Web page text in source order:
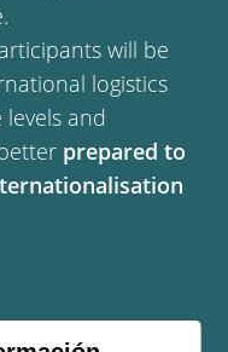
will be
logistics
and
prepared to